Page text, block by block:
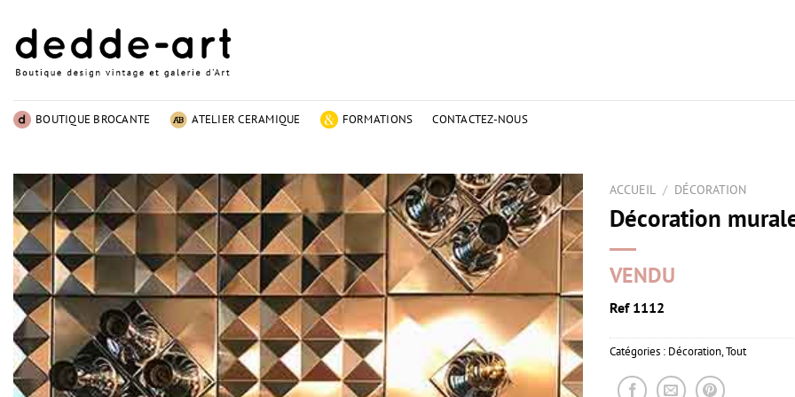
contenu
BOUTIQUE BROCANTE ATELIER CERAMIQUE FORMATIONS CONTACTEZ-NOUS
ACCUEIL / DÉCORATION
Décoration
VENDU
Ref 1112
Catégories : Décoration,Tout